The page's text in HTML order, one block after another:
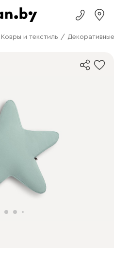
Ковры и текстиль /